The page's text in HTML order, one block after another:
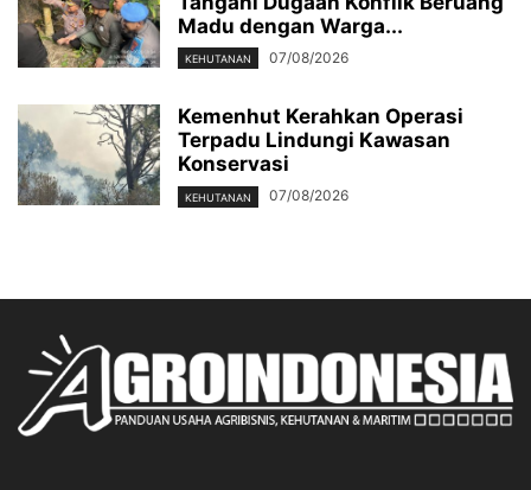
Madu dengan Warga...
KEHUTANAN 07/08/2026
Kemenhut Kerahkan Operasi
Terpadu Lindungi Kawasan
Konservasi
KEHUTANAN 07/08/2026